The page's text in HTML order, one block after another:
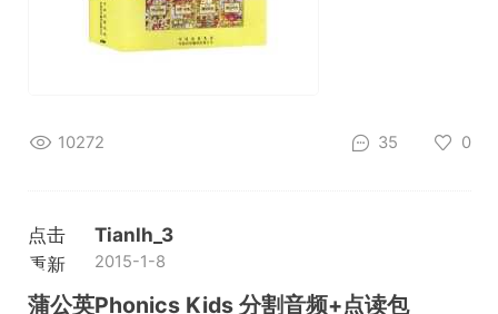
10272 35 0
点击
重新
加载
Tianlh_3
2015-1-8
蒲公英Phonics Kids 分割音频+点读包